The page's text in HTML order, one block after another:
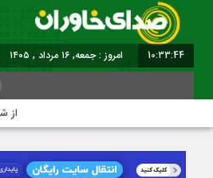
10:33:45 برابر با : Friday - 7 August - 2026
از